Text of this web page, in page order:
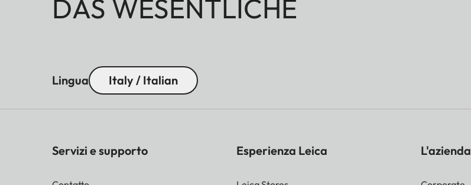
DAS WESENTLICHE
Lingua Italy / Italian
Servizi e supporto Esperienza Leica L'azienda